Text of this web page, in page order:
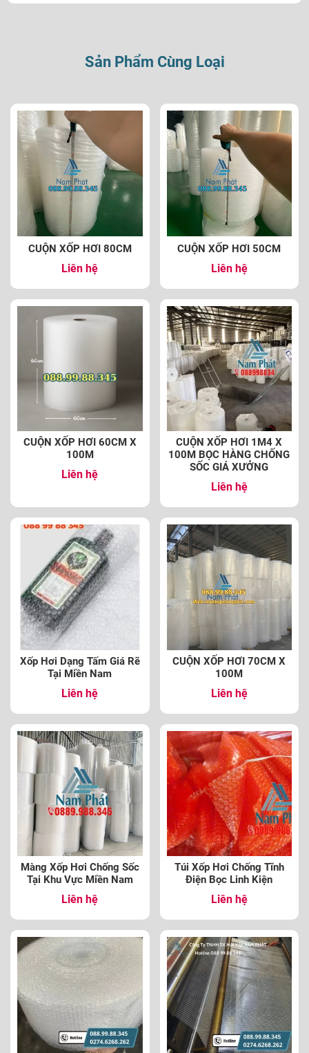
Sản Phẩm Cùng Loại
CUỘN XỐP HƠI 80CM
Liên hệ
CUỘN XỐP HƠI 50CM
Liên hệ
CUỘN XỐP HƠI 60CM X
100M
Liên hệ
CUỘN XỐP HƠI 1M4 X
100M BỌC HÀNG CHỐNG
SỐC GIÁ XƯỞNG
Liên hệ
Xốp Hơi Dạng Tấm Giá Rẽ
Tại Miền Nam
Liên hệ
CUỘN XỐP HƠI 70CM X
100M
Liên hệ
Màng Xốp Hơi Chống Sốc
Tại Khu Vực Miền Nam
Liên hệ
Túi Xốp Hơi Chống Tĩnh
Điện Bọc Linh Kiện
Liên hệ